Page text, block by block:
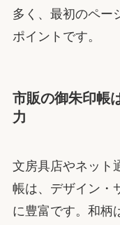
多く、最初のペー
ポイントです。
市販の御朱印帳
力
文房具店やネット
帳は、デザイン・
に豊富です。和柄